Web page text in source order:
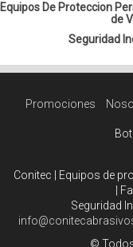
Equipos De Proteccion
de
Seguridad
Promociones
Conitec | Equipos de
|
Seguridad
©